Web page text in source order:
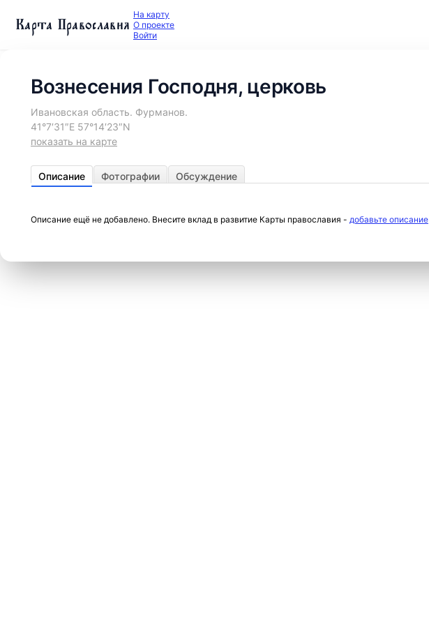
Карта Православия На карту
О проекте
Войти
Вознесения Господня, церковь
Ивановская область. Фурманов.
41°7′31″E 57°14′23″N
показать на карте
Описание Фотографии Обсуждение
Описание ещё не добавлено. Внесите вклад в развитие Карты православия - добавьте описание